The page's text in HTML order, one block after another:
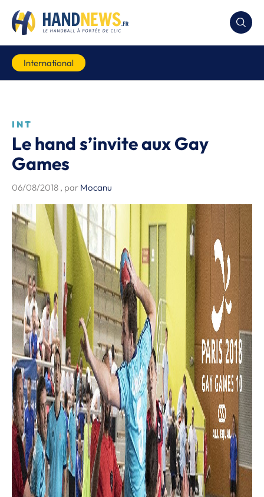
International
INT
Le hand s’invite aux Gay
Games
06/08/2018 , par Mocanu